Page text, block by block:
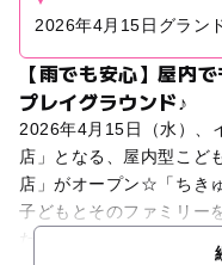
2026年4月15日グラン
【雨でも安心】屋内
プレイグラウンド♪
2026年4月15日（水）、
店」となる、屋内型こど
店」がオープン☆「ちき
子どもとそのファミリー
た、遊んで学べるプレイ